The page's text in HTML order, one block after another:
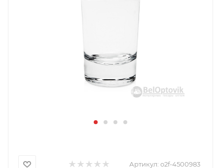
Артикул: o2f-4500983